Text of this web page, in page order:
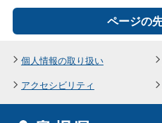
ページの
個人情報の取り扱い
アクセシビリティ